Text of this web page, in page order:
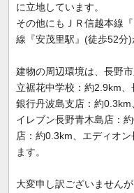
に立地しています。
その他にもＪＲ信越本線
線『安茂里駅』(徒歩52分)
建物の周辺環境は、長野
立裾花中学校：約2.9km
銀行丹波島支店：約
イレブン長野青木島店：
店：約0.3km、エディオ
ます。
大変申し訳ございません